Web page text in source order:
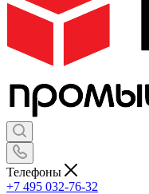
Телефоны
+7 495 032-76-32